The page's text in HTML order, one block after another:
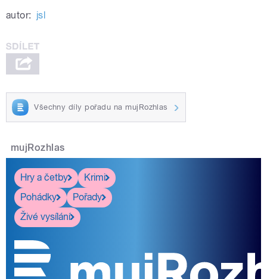
autor: jsl
Všechny díly pořadu na mujRozhlas
mujRozhlas
Hry a četby
Krimi
Pohádky
Pořady
Živé vysílání